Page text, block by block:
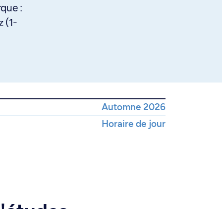
:
(1-
Automne 2026
Horaire de jour